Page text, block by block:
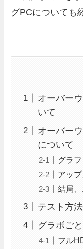
グPCについても
オーバー
いて
オーバー
について
グラ
アッ
結局
テスト方
グラボご
フル